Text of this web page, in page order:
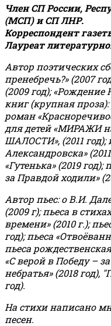
Член СП России,
(МСП) и СП ЛНР.
Корреспондент
Лауреат
Автор поэтических
пренебречь?» (2007
(2009 год); «Рождение
книг (крупная проза):
роман
для детей «МИРАЖИ
ШАЛОСТИ», (2011
Александровска»
«Гутенька» (2019
за Правдой ходили»
Автор пьес: о В.И.
(2009 г); пьеса в
времени» (2010 г.);
год); пьеса
пьеса
«С верой в Победу –
небратья» (2018 год),
год).
На стихи написано
песен.